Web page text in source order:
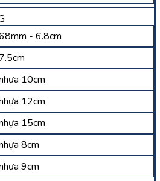
- 6.8cm
10cm
12cm
15cm
8cm
9cm